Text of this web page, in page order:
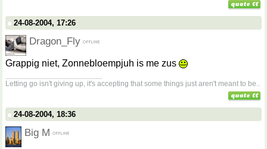
24-08-2004, 17:26
Dragon_Fly
Grappig niet, Zonnebloempjuh is me zus
Letting go isn't giving up, it's accepting that some things just aren't meant to be..
24-08-2004, 18:36
Big M